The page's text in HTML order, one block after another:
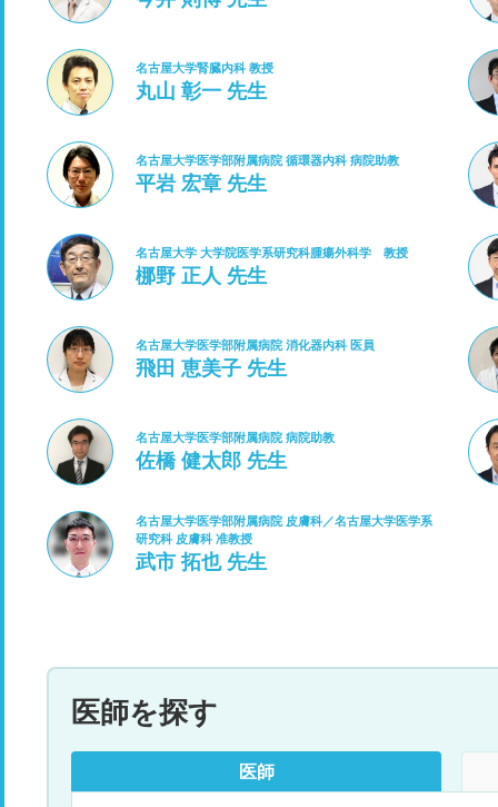
名古屋大学腎臓内科 教授
丸山 彰一 先生
名古屋大学医学部附属病院 循環器内科 病院助教
平岩 宏章 先生
名古屋大学 大学院医学系研究科腫瘍外科学 教授
梛野 正人 先生
名古屋大学医学部附属病院 消化器内科 医員
飛田 恵美子 先生
名古屋大学医学部附属病院 病院助教
佐橋 健太郎 先生
名古屋大学医学部附属病院 皮膚科／名古屋大学医学系
研究科 皮膚科 准教授
武市 拓也 先生
医師を探す
医師